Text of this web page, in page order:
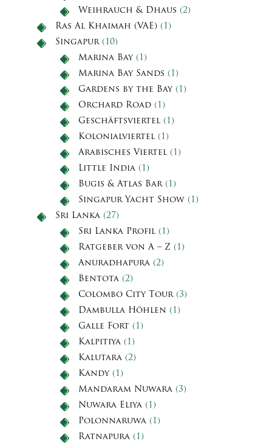
Weihrauch & Dhaus (2)
Ras Al Khaimah (VAE) (1)
Singapur(10)
Marina Bay(1)
Marina Bay Sands (1)
Gardens by the Bay(1)
Orchard Road (1)
Geschäftsviertel (1)
Kolonialviertel (1)
Arabisches Viertel (1)
Little India (1)
Bugis & Atlas Bar(1)
Singapur Yacht Show (1)
Sri Lanka (27)
Sri Lanka Profil (1)
Ratgeber von A – Z (1)
Anuradhapura (2)
Bentota (2)
Colombo City Tour(3)
Dambulla Höhlen (1)
Galle Fort (1)
Kalpitiya (1)
Kalutara (2)
Kandy(1)
Mandaram Nuwara (3)
Nuwara Eliya (1)
Polonnaruwa (1)
Ratnapura (1)